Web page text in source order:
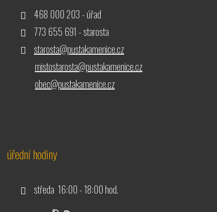
468 000 203 - úřad
773 655 691 - starosta
starosta@pustakamenice.cz
mistostarosta@pustakamenice.cz
obec@pustakamenice.cz
úřední hodiny
středa 16:00 - 18:00 hod.